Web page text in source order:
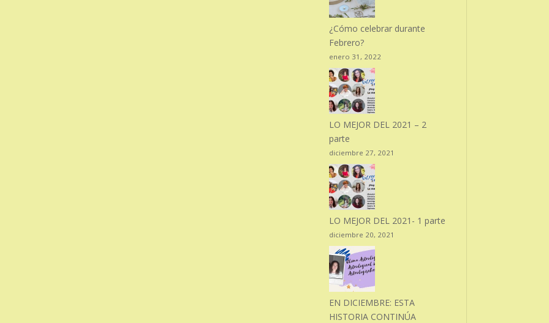
¿Cómo celebrar durante
Febrero?
enero 31, 2022
LO MEJOR DEL 2021 – 2
parte
diciembre 27, 2021
LO MEJOR DEL 2021- 1 parte
diciembre 20, 2021
EN DICIEMBRE: ESTA
HISTORIA CONTINÚA